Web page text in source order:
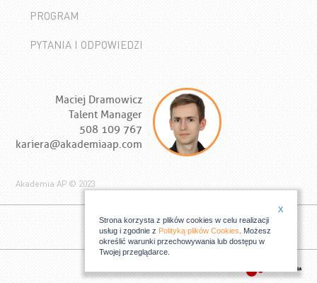
PROGRAM
PYTANIA I ODPOWIEDZI
Maciej Dramowicz
Talent Manager
508 109 767
kariera@akademiaap.com
Akademia AP © 2023
X
Strona korzysta z plików cookies w celu realizacji
usług i zgodnie z Polityką plików Cookies . Możesz
określić warunki przechowywania lub dostępu w
Twojej przeglądarce.